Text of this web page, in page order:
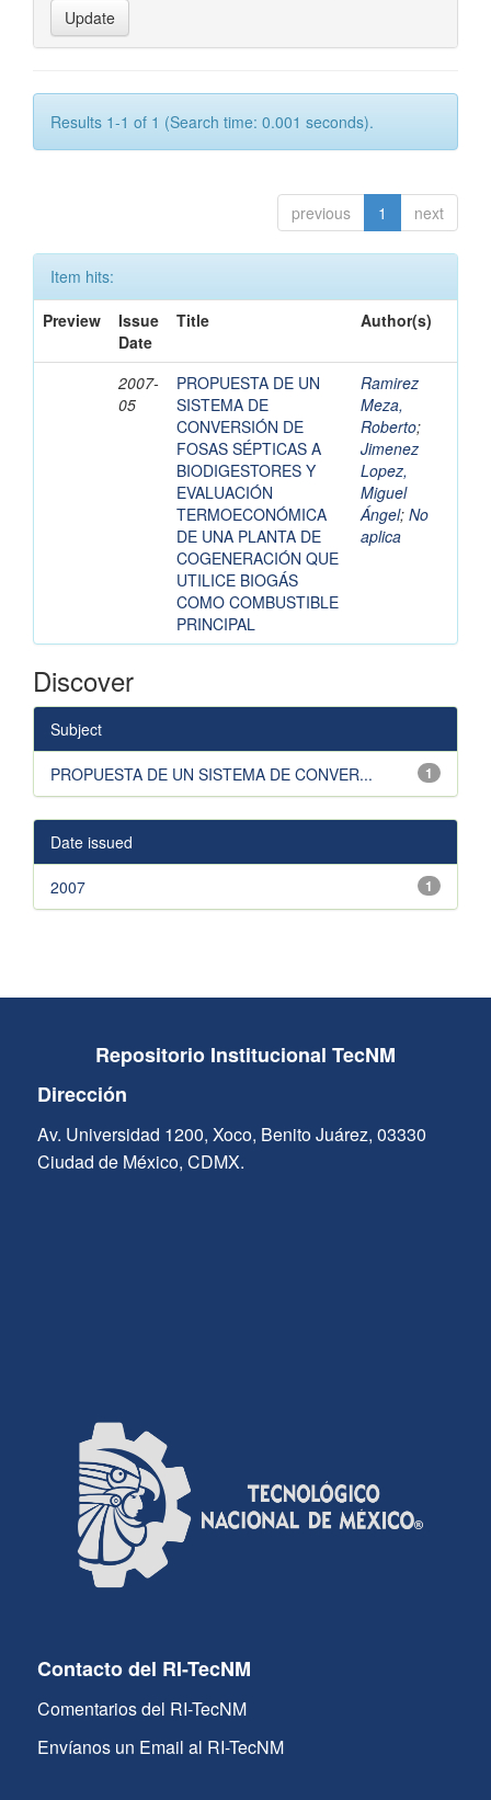
Results 1-1 of 1 (Search time: 0.001 seconds).
previous 1 next
Item hits:
Preview
Issue
Date
Title Author(s)
2007-
05
PROPUESTA DE UN
SISTEMA DE
CONVERSIÓN DE
FOSAS SÉPTICAS A
BIODIGESTORES Y
EVALUACIÓN
TERMOECONÓMICA
DE UNA PLANTA DE
COGENERACIÓN QUE
UTILICE BIOGÁS
COMO COMBUSTIBLE
PRINCIPAL
Ramirez
Meza,
Roberto;
Jimenez
Lopez,
Miguel
Ángel; No
aplica
Discover
Subject
1
PROPUESTA DE UN SISTEMA DE CONVER...
Date issued
1
2007
Repositorio Institucional TecNM
Dirección
Av. Universidad 1200, Xoco, Benito Juárez, 03330
Ciudad de México, CDMX.
Contacto del RI-TecNM
Comentarios del RI-TecNM
Envíanos un Email al RI-TecNM